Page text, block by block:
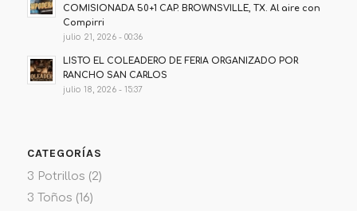
COMISIONADA 50+1 CAP. BROWNSVILLE, TX. Al aire con
Compirri
julio 21, 2026 - 00:36
LISTO EL COLEADERO DE FERIA ORGANIZADO POR
RANCHO SAN CARLOS
julio 18, 2026 - 15:37
CATEGORÍAS
3 Potrillos (2)
3 Toños (16)